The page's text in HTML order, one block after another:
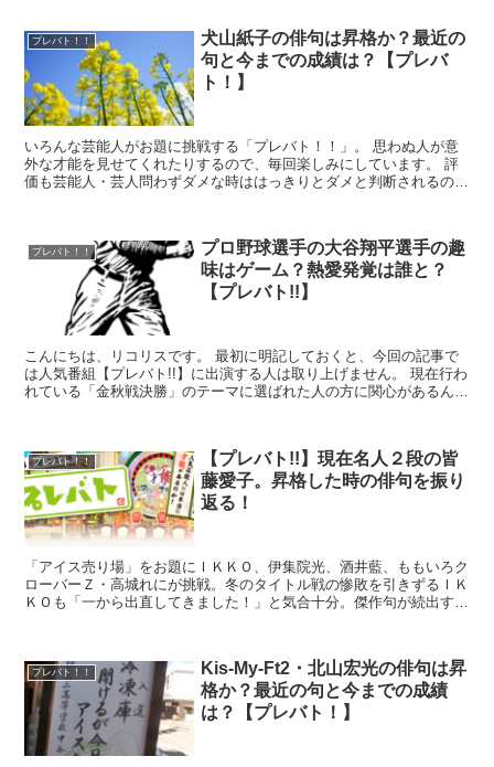
プレバト！！
犬山紙子の俳句は昇格か？最近の
句と今までの成績は？【プレバ
ト！】
いろんな芸能人がお題に挑戦する「プレバト！！」。 思わぬ人が意
外な才能を見せてくれたりするので、毎回楽しみにしています。 評
価も芸能人・芸人問わずダメな時ははっきりとダメと判断されるの
プレバト！！
プロ野球選手の大谷翔平選手の趣
味はゲーム？熱愛発覚は誰と？
【プレバト!!】
こんにちは、リコリスです。 最初に明記しておくと、今回の記事で
は人気番組【プレバト!!】に出演する人は取り上げません。 現在行わ
れている「金秋戦決勝」のテーマに選ばれた人の方に関心があるんで
プレバト！！
【プレバト!!】現在名人２段の皆
藤愛子。昇格した時の俳句を振り
返る！
「アイス売り場」をお題にＩＫＫＯ、伊集院光、酒井藍、ももいろク
ローバーＺ・高城れにが挑戦。冬のタイトル戦の惨敗を引きずるＩＫ
ＫＯも「一から出直してきました！」と気合十分。傑作句が続出する
プレバト！！
Kis-My-Ft2・北山宏光の俳句は昇
格か？最近の句と今までの成績
は？【プレバト！】